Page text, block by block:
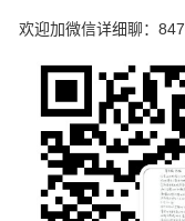
欢迎加微信详细聊：